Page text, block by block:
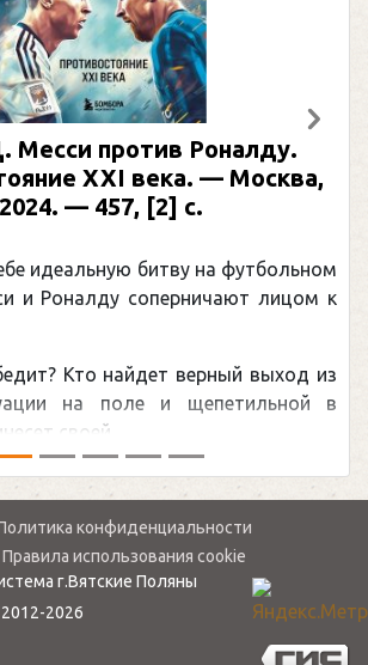
Месси против Роналду.
XXI века. — Москва,
2024. — 457, [2] с.
идеальную битву на футбольном
и Роналду соперничают лицом к
Кто найдет верный выход из
на поле и щепетильной в
своей ...
конфиденциальности
Правила использования cookie
г.Вятские Поляны
2026